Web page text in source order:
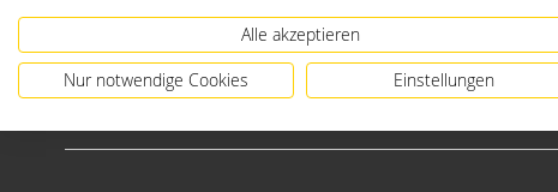
Alle akzeptieren
Nur notwendige Cookies Einstellungen